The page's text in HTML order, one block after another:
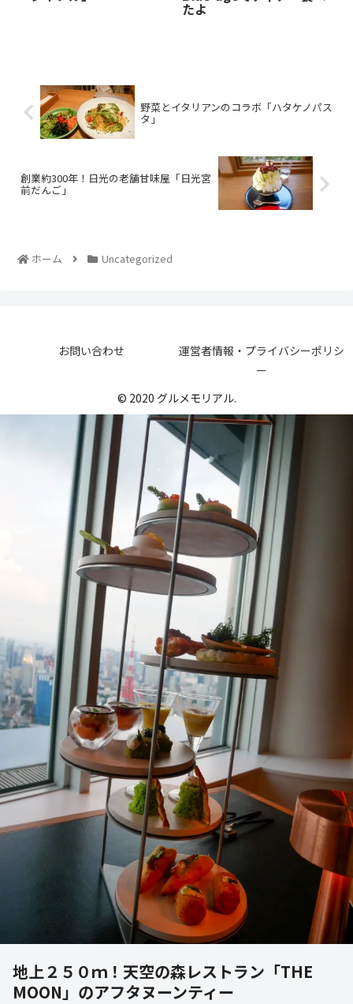
たよ
野菜とイタリアンのコラボ「ハタケノパス
タ」
創業約300年！日光の老舗甘味屋「日光宮
前だんご」
ホーム Uncategorized
お問い合わせ
運営者情報・プライバシーポリシ
ー
© 2020 グルメモリアル.
地上２５０ｍ！天空の森レストラン「THE
MOON」のアフタヌーンティー